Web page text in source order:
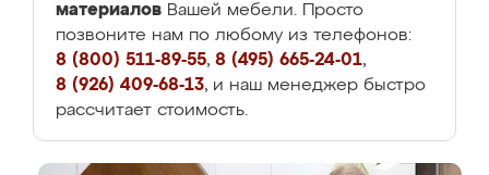
материалов Вашей мебели. Просто
позвоните нам по любому из телефонов:
8 (800) 511-89-55, 8 (495) 665-24-01,
8 (926) 409-68-13, и наш менеджер быстро
рассчитает стоимость.